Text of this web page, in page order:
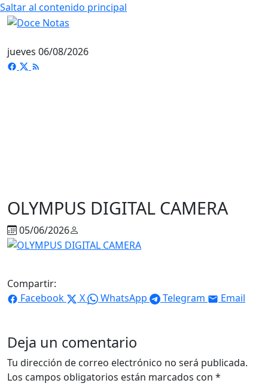
Saltar al contenido principal
jueves 06/08/2026
OLYMPUS DIGITAL CAMERA
05/06/2026
Compartir:
Facebook
X WhatsApp Telegram Email
Deja un comentario
Tu dirección de correo electrónico no será publicada.
Los campos obligatorios están marcados con *